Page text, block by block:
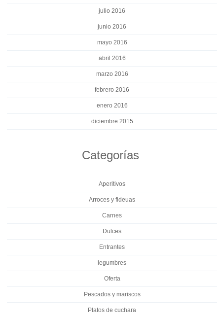
julio 2016
junio 2016
mayo 2016
abril 2016
marzo 2016
febrero 2016
enero 2016
diciembre 2015
Categorías
Aperitivos
Arroces y fideuas
Carnes
Dulces
Entrantes
legumbres
Oferta
Pescados y mariscos
Platos de cuchara